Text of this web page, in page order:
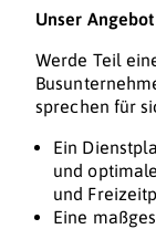
Unser Angebot
Werde Teil
sprechen für
Ein
und
und
Eine